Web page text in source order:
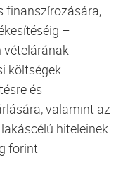
finanszírozására,
–
költségek
és
valamint az
hiteleinek
forint